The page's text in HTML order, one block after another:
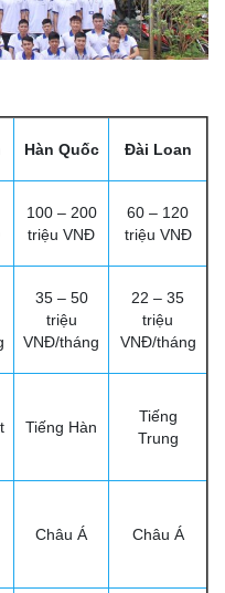
Hàn Quốc Đài Loan
100 – 200
triệu VNĐ
60 – 120
triệu VNĐ
35 – 50
triệu
VNĐ/tháng
22 – 35
triệu
VNĐ/tháng
Tiếng Hàn
Tiếng
Trung
Châu Á Châu Á